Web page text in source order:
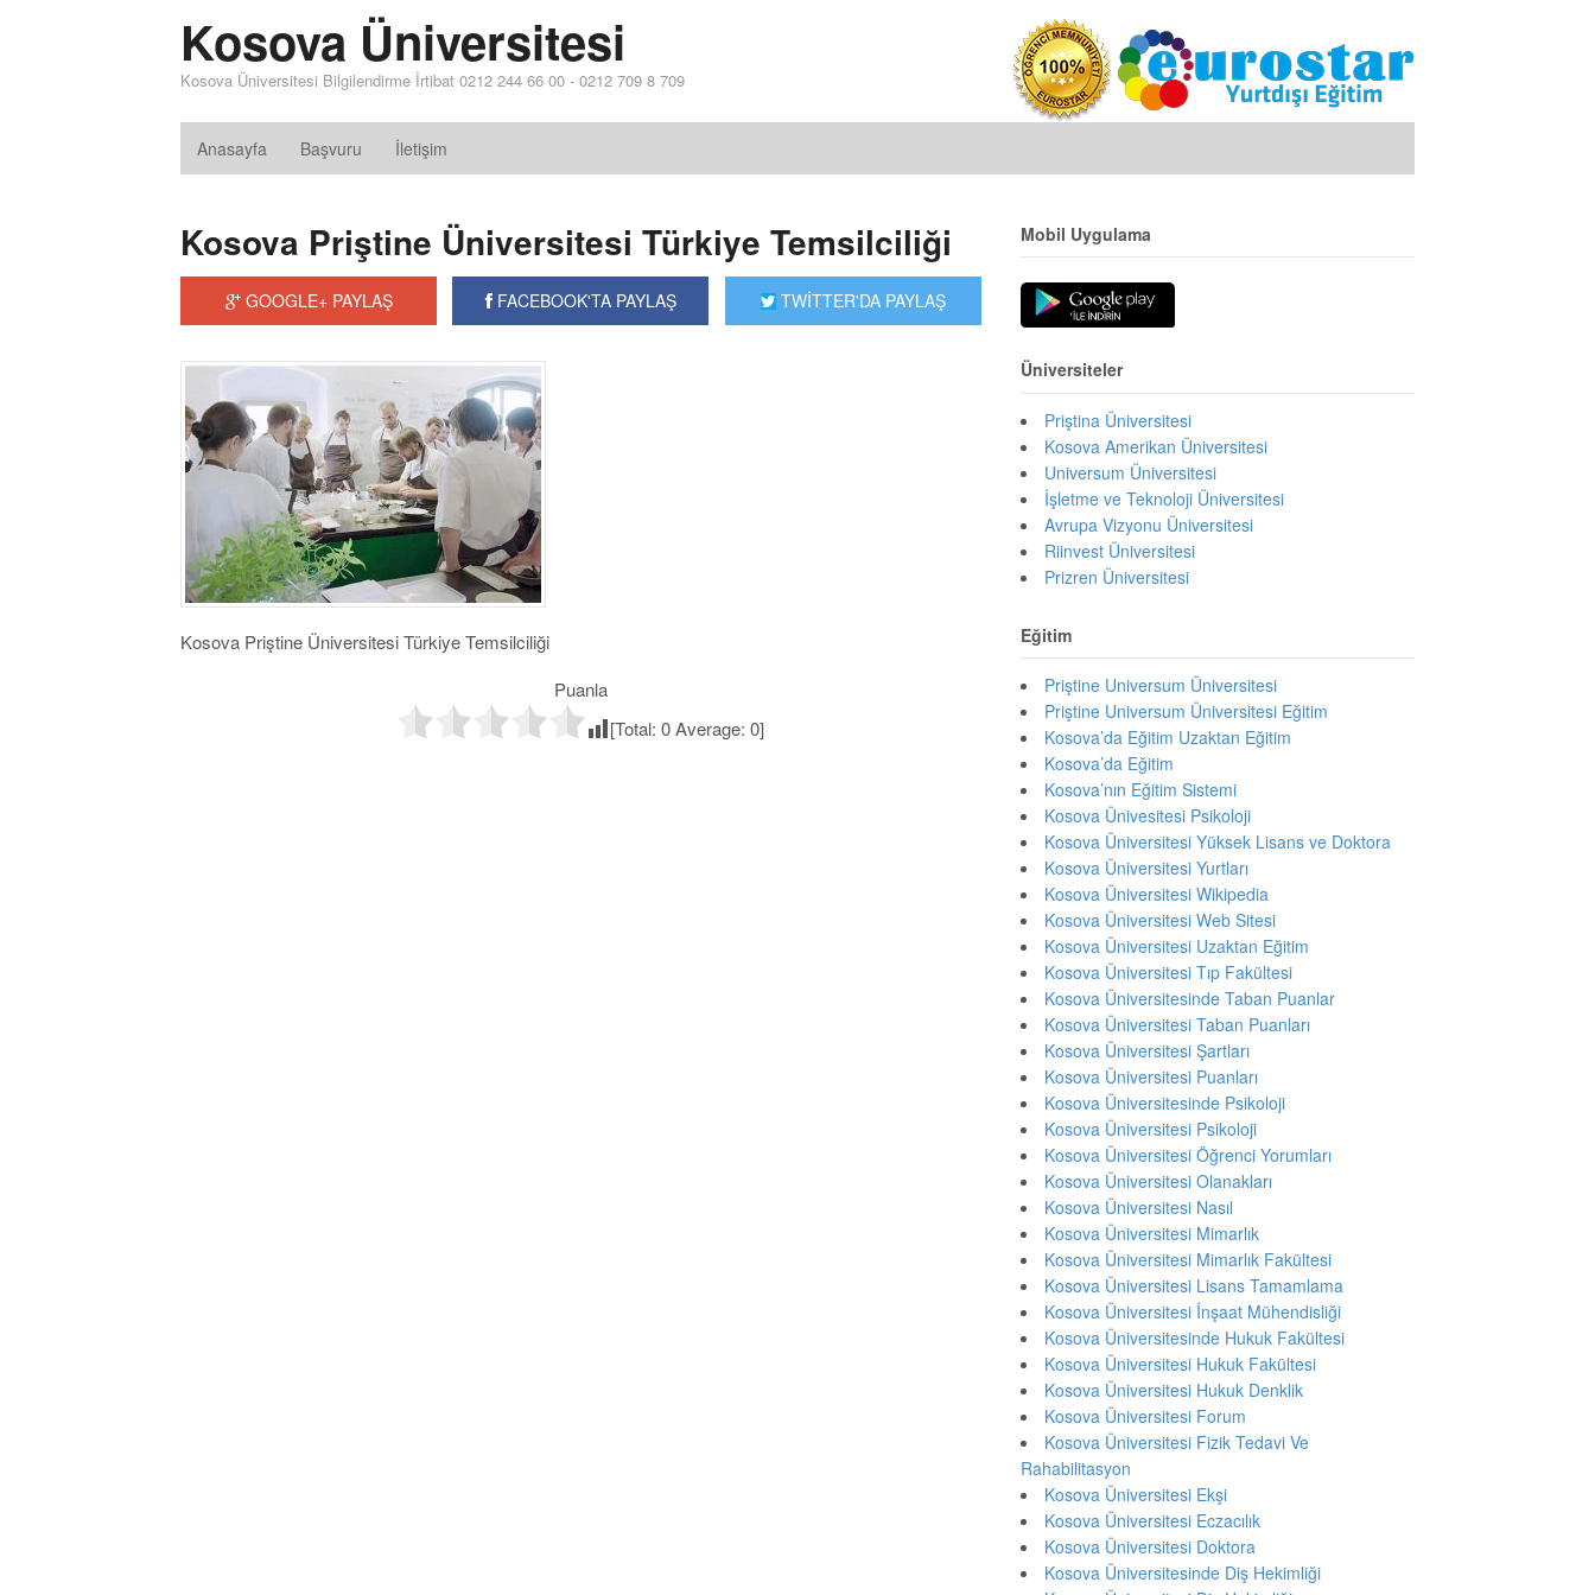
Kosova Üniversitesi
Kosova Üniversitesi Bilgilendirme İrtibat 0212 244 66 00 - 0212 709 8 709
Anasayfa Başvuru İletişim
Kosova Priştine Üniversitesi Türkiye Temsilciliği
GOOGLE+ PAYLAŞ FACEBOOK'TA PAYLAŞ TWİTTER'DA PAYLAŞ
Kosova Priştine Üniversitesi Türkiye Temsilciliği
Puanla
[Total:0Average:0]
Mobil Uygulama
Üniversiteler
Priştina Üniversitesi
Kosova Amerikan Üniversitesi
Universum Üniversitesi
İşletme ve Teknoloji Üniversitesi
Avrupa Vizyonu Üniversitesi
Riinvest Üniversitesi
Prizren Üniversitesi
Eğitim
Priştine Universum Üniversitesi
Priştine Universum Üniversitesi Eğitim
Kosova’da Eğitim Uzaktan Eğitim
Kosova’da Eğitim
Kosova’nın Eğitim Sistemi
Kosova Ünivesitesi Psikoloji
Kosova Üniversitesi Yüksek Lisans ve Doktora
Kosova Üniversitesi Yurtları
Kosova Üniversitesi Wikipedia
Kosova Üniversitesi Web Sitesi
Kosova Üniversitesi Uzaktan Eğitim
Kosova Üniversitesi Tıp Fakültesi
Kosova Üniversitesinde Taban Puanlar
Kosova Üniversitesi Taban Puanları
Kosova Üniversitesi Şartları
Kosova Üniversitesi Puanları
Kosova Üniversitesinde Psikoloji
Kosova Üniversitesi Psikoloji
Kosova Üniversitesi Öğrenci Yorumları
Kosova Üniversitesi Olanakları
Kosova Üniversitesi Nasıl
Kosova Üniversitesi Mimarlık
Kosova Üniversitesi Mimarlık Fakültesi
Kosova Üniversitesi Lisans Tamamlama
Kosova Üniversitesi İnşaat Mühendisliği
Kosova Üniversitesinde Hukuk Fakültesi
Kosova Üniversitesi Hukuk Fakültesi
Kosova Üniversitesi Hukuk Denklik
Kosova Üniversitesi Forum
Kosova Üniversitesi Fizik Tedavi Ve
Rahabilitasyon
Kosova Üniversitesi Ekşi
Kosova Üniversitesi Eczacılık
Kosova Üniversitesi Doktora
Kosova Üniversitesinde Diş Hekimliği